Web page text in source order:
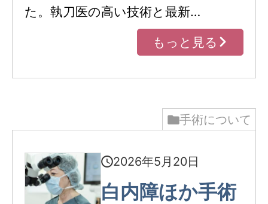
た。執刀医の高い技術と最新…
もっと見る
手術について
2026年5月20日
白内障ほか手術